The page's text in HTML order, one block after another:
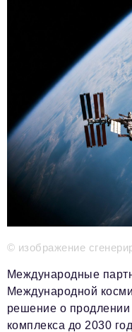
Телефон редакции:+7
Электронные почты
Информационный отдел
info@business-
Отдел рекламы
reklama@business-
Отдел
podpiska@business-
Отдел по работе с
partner@business-
© изображение
Международные
Международной
решение о продлении
комплекса до 2030